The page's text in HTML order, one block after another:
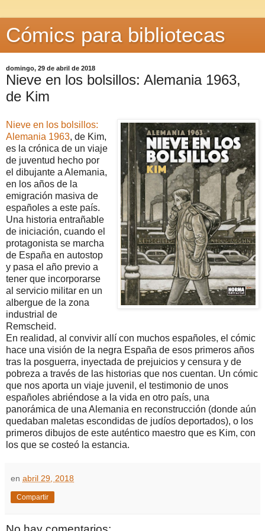
Cómics para bibliotecas
domingo, 29 de abril de 2018
Nieve en los bolsillos: Alemania 1963,
de Kim
Nieve en los bolsillos:
Alemania 1963, de Kim,
es la crónica de un viaje
de juventud hecho por
el dibujante a Alemania,
en los años de la
emigración masiva de
españoles a este país.
Una historia entrañable
de iniciación, cuando el
protagonista se marcha
de España en autostop
y pasa el año previo a
tener que incorporarse
al servicio militar en un
albergue de la zona
industrial de
Remscheid.
En realidad, al convivir allí con muchos españoles, el cómic
hace una visión de la negra España de esos primeros años
tras la posguerra, inyectada de prejuicios y censura y de
pobreza a través de las historias que nos cuentan. Un cómic
que nos aporta un viaje juvenil, el testimonio de unos
españoles abriéndose a la vida en otro país, una
panorámica de una Alemania en reconstrucción (donde aún
quedaban maletas escondidas de judíos deportados), o los
primeros dibujos de este auténtico maestro que es Kim, con
los que se costeó la estancia.
en abril 29, 2018
Compartir